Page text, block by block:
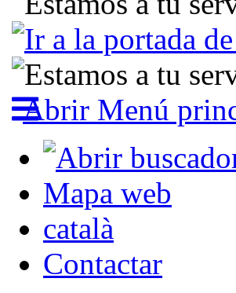
Abrir Menú
Mapa web
català
Contactar